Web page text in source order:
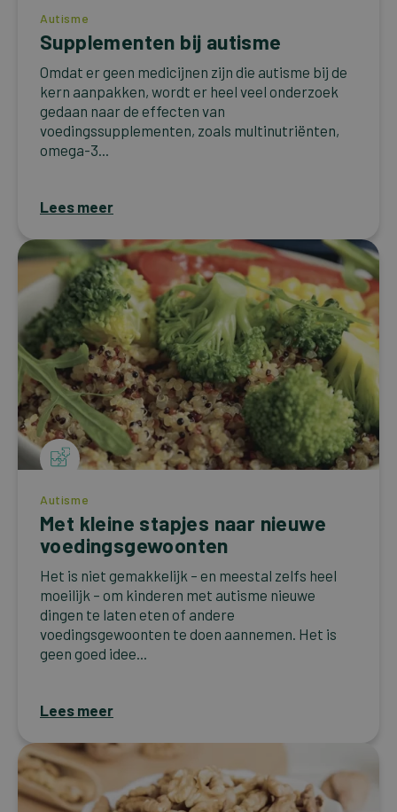
Autisme
Supplementen bij autisme
Omdat er geen medicijnen zijn die autisme bij de
kern aanpakken, wordt er heel veel onderzoek
gedaan naar de effecten van
voedingssupplementen, zoals multinutriënten,
omega-3...
Lees meer
Autisme
Met kleine stapjes naar nieuwe
voedingsgewoonten
Het is niet gemakkelijk – en meestal zelfs heel
moeilijk – om kinderen met autisme nieuwe
dingen te laten eten of andere
voedingsgewoonten te doen aannemen. Het is
geen goed idee...
Lees meer